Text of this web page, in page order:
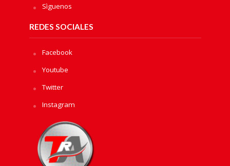
Sìguenos
REDES SOCIALES
Facebook
Youtube
Twitter
Instagram